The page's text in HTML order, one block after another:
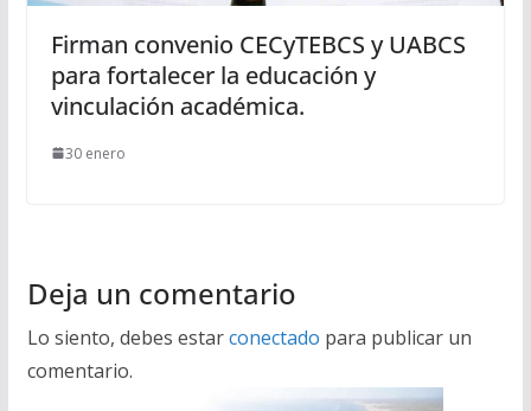
Firman convenio CECyTEBCS y UABCS
para fortalecer la educación y
vinculación académica.
30 enero
Deja un comentario
Lo siento, debes estarconectado para publicar un
comentario.